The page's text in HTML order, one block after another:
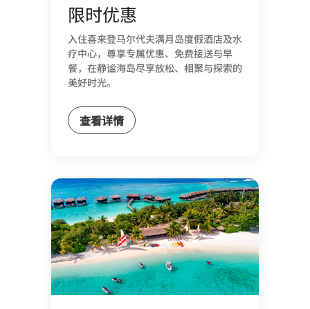
限时优惠
入住喜来登马尔代夫满月岛度假酒店及水
疗中心，尊享专属优惠、免费接送与早
餐，在静谧海岛尽享放松、相聚与探索的
美好时光。
查看详情